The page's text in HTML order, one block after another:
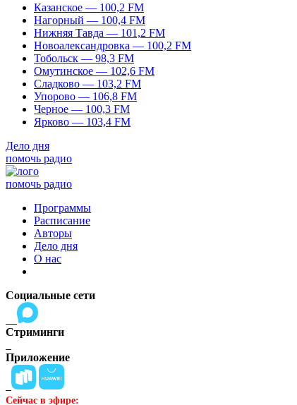
Казанское — 100,2 FM
Нагорный — 100,4 FM
Нижняя Тавда — 101,2 FM
Новоалександровка — 100,2 FM
Тобольск — 98,3 FM
Омутинское — 102,6 FM
Сладково — 103,2 FM
Упорово — 106,8 FM
Черное — 100,3 FM
Ярково — 103,4 FM
Дело дня
помочь радио
помочь радио
Программы
Расписание
Авторы
Дело дня
О нас
Социальные сети
Стриминги
Приложение
Сейчас в эфире: